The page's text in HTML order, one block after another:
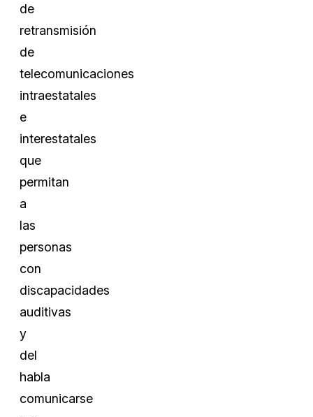
de
retransmisión
de
telecomunicaciones
intraestatales
e
interestatales
que
permitan
a
las
personas
con
discapacidades
auditivas
y
del
habla
comunicarse